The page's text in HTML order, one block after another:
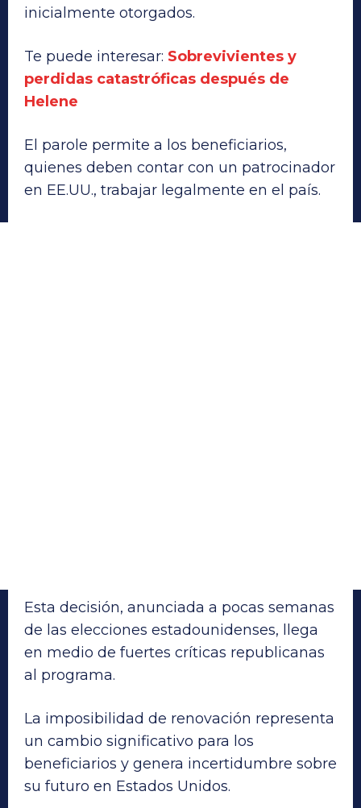
inicialmente otorgados.
Te puede interesar: Sobrevivientes y
perdidas catastróficas después de
Helene
El parole permite a los beneficiarios,
quienes deben contar con un patrocinador
en EE.UU., trabajar legalmente en el país.
Esta decisión, anunciada a pocas semanas
de las elecciones estadounidenses, llega
en medio de fuertes críticas republicanas
al programa.
La imposibilidad de renovación representa
un cambio significativo para los
beneficiarios y genera incertidumbre sobre
su futuro en Estados Unidos.